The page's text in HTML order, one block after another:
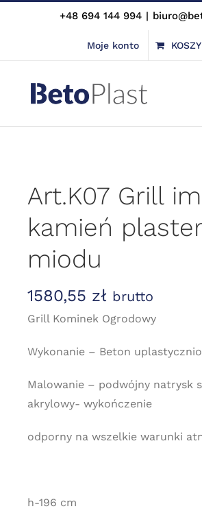
+48 694 144 994 |
Moje konto
Art.K07 Grill
kamień plaster
miodu
1580,55 zł brutto
Grill Kominek Ogrodowy
Wykonanie – Beton
Malowanie – podwójny natrysk
akrylowy- wykończenie
odporny na wszelkie warunki
h-196 cm